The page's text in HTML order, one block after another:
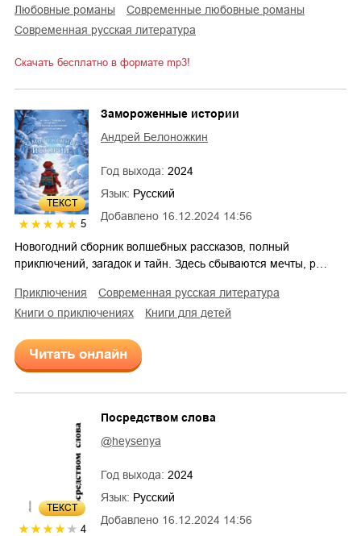
любовные романы
современные любовные романы
современная русская литература
Скачать бесплатно в формате mp3!
ТЕКСТ
5
Добавлено 16.12.2024 14:56
Замороженные истории
Андрей Белоножкин
Год выхода: 2024
Язык: Русский
Новогодний сборник волшебных рассказов, полный
приключений, загадок и тайн. Здесь сбываются мечты, р…
приключения
современная русская литература
книги о приключениях
книги для детей
Читать онлайн
ТЕКСТ
4
Добавлено 16.12.2024 14:56
Посредством слова
@heysenya
Год выхода: 2024
Язык: Русский